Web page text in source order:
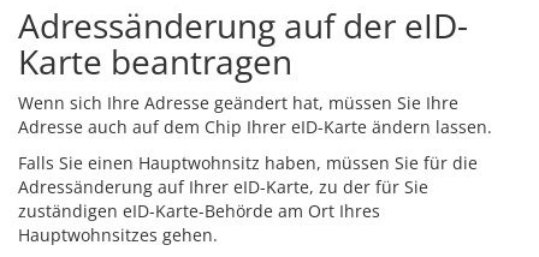
Adressänderung auf der eID-
Karte beantragen
Wenn sich Ihre Adresse geändert hat, müssen Sie Ihre
Adresse auch auf dem Chip Ihrer eID-Karte ändern lassen.
Falls Sie einen Hauptwohnsitz haben, müssen Sie für die
Adressänderung auf Ihrer eID-Karte, zu der für Sie
zuständigen eID-Karte-Behörde am Ort Ihres
Hauptwohnsitzes gehen.